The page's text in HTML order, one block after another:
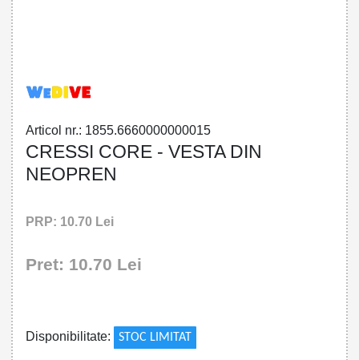
Articol nr.: 1855.6660000000015
CRESSI CORE - VESTA DIN
NEOPREN
PRP: 10.70 Lei
Pret: 10.70 Lei
Disponibilitate: STOC LIMITAT